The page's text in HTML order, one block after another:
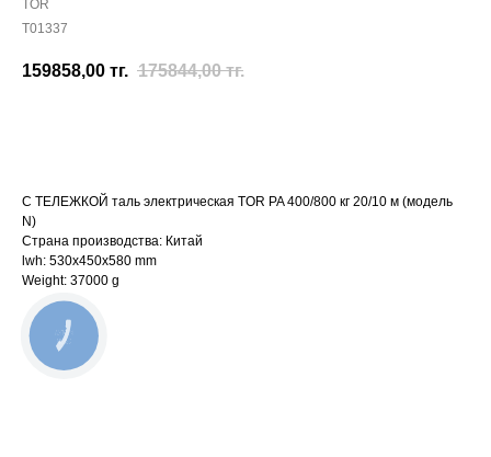
TOR
T01337
159858,00 тг. 175844,00 тг.
С ТЕЛЕЖКОЙ таль электрическая TOR PA 400/800 кг 20/10 м (модель
N)
Страна производства: Китай
lwh: 530x450x580 mm
Weight: 37000 g
КНОПКА
СВЯЗИ